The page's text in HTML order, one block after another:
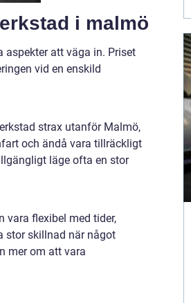
i malmö
aspekter att väga in. Priset
vid en enskild
strax utanför Malmö,
och ändå vara tillräckligt
läge ofta en stor
vara flexibel med tider,
stor skillnad när något
mer om att vara